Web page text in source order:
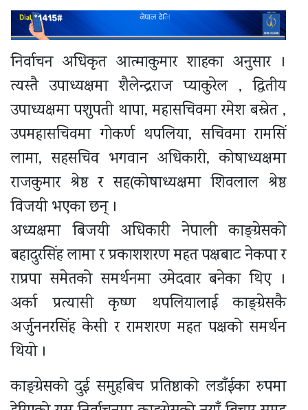
निर्वाचन अधिकृत आत्माकुमार शाहका अनुसार ।
त्यस्तै उपाध्यक्षमा शैलेन्द्रराज प्याकुरेल , द्वितीय
उपाध्यक्षमा पशुपती थापा, महासचिवमा रमेश बस्नेत ,
उपमहासचिवमा गोकर्ण थपलिया, सचिवमा रामसिं
लामा, सहसचिव भगवान अधिकारी, कोषाध्यक्षमा
राजकुमार श्रेष्ठ र सह(कोषाध्यक्षमा शिवलाल श्रेष्ठ
विजयी भएका छन् ।
अध्यक्षमा बिजयी अधिकारी नेपाली काङ्ग्रेसको
बहादुरसिंह लामा र प्रकाशशरण महत पक्षबाट नेकपा र
राप्रपा समेतको समर्थनमा उमेदवार बनेका थिए ।
अर्का प्रत्यासी कृष्ण थपलियालाई काङ्ग्रेसकै
अर्जुननरसिंह केसी र रामशरण महत पक्षको समर्थन
थियो ।
काङ्ग्रेसको दुई समुहबिच प्रतिष्ठाको लडाँईका रुपमा